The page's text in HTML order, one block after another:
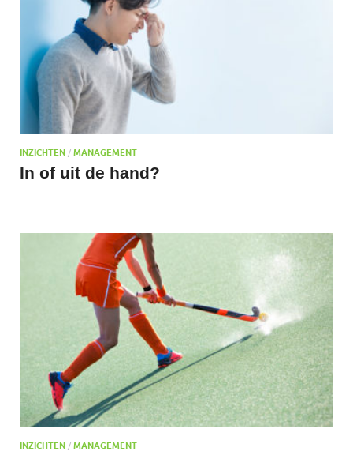
INZICHTEN / MANAGEMENT
In of uit de hand?
INZICHTEN / MANAGEMENT